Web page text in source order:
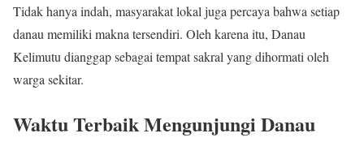
Tidak hanya indah, masyarakat lokal juga percaya bahwa setiap
danau memiliki makna tersendiri. Oleh karena itu, Danau
Kelimutu dianggap sebagai tempat sakral yang dihormati oleh
warga sekitar.
Waktu Terbaik Mengunjungi Danau